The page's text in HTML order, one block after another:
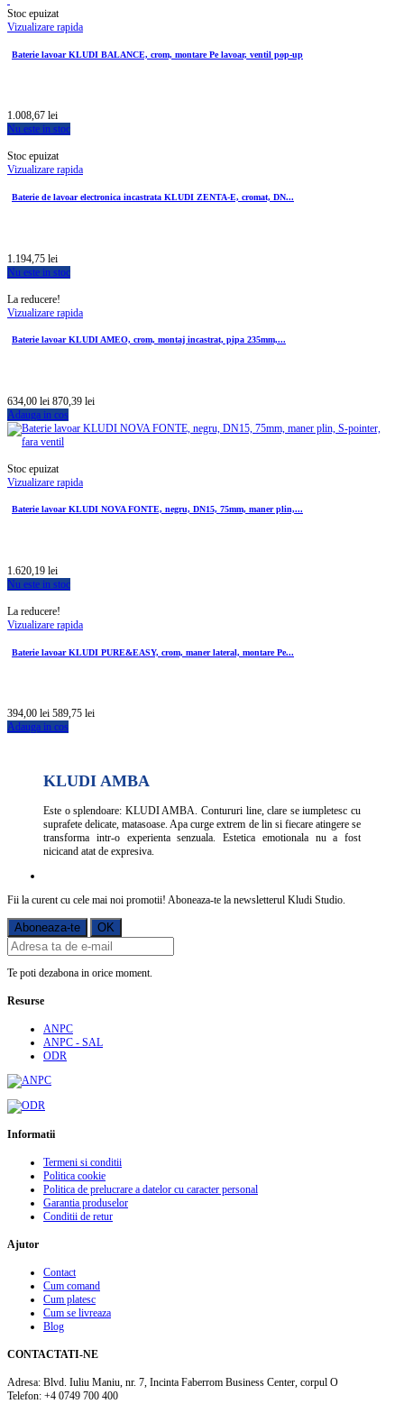
Stoc epuizat
Vizualizare rapida
Baterie lavoar KLUDI BALANCE, crom, montare Pe lavoar, ventil pop-up
1.008,67 lei
Nu este in stoc
Stoc epuizat
Vizualizare rapida
Baterie de lavoar electronica incastrata KLUDI ZENTA-E, cromat, DN...
1.194,75 lei
Nu este in stoc
La reducere!
Vizualizare rapida
Baterie lavoar KLUDI AMEO, crom, montaj incastrat, pipa 235mm,...
634,00 lei 870,39 lei
Adauga in cos
Stoc epuizat
Vizualizare rapida
Baterie lavoar KLUDI NOVA FONTE, negru, DN15, 75mm, maner plin,...
1.620,19 lei
Nu este in stoc
La reducere!
Vizualizare rapida
Baterie lavoar KLUDI PURE&EASY, crom, maner lateral, montare Pe...
394,00 lei 589,75 lei
Adauga in cos
KLUDI AMBA
Este o splendoare: KLUDI AMBA. Contururi line, clare se iumpletesc cu
suprafete delicate, matasoase. Apa curge extrem de lin si fiecare atingere se
transforma intr-o experienta senzuala. Estetica emotionala nu a fost
nicicand atat de expresiva.
Fii la curent cu cele mai noi promotii! Aboneaza-te la newsletterul Kludi Studio.
Te poti dezabona in orice moment.
Resurse
ANPC
ANPC - SAL
ODR
Informatii
Termeni si conditii
Politica cookie
Politica de prelucrare a datelor cu caracter personal
Garantia produselor
Conditii de retur
Ajutor
Contact
Cum comand
Cum platesc
Cum se livreaza
Blog
CONTACTATI-NE
Adresa: Blvd. Iuliu Maniu, nr. 7, Incinta Faberrom Business Center, corpul O
Telefon: +4 0749 700 400